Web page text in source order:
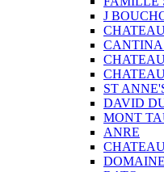
J
ST
DAVID
MONT
ANRE